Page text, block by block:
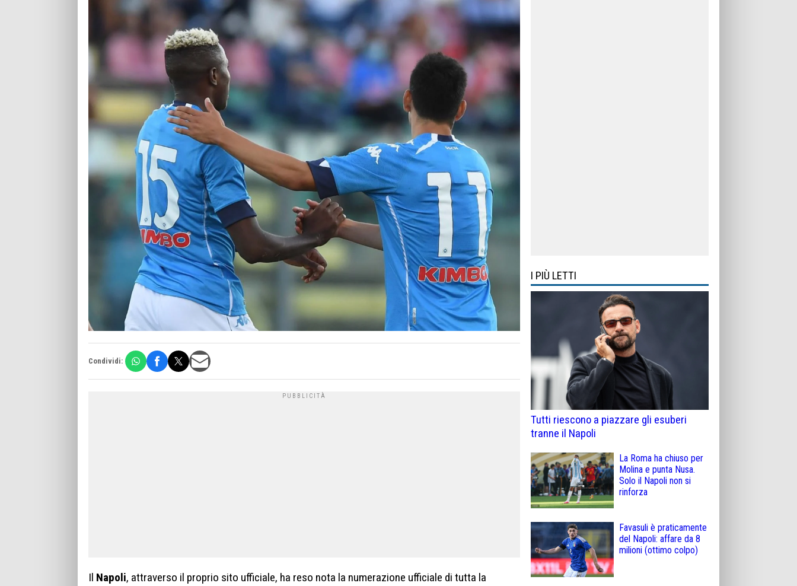
Condividi:
Il Napoli, attraverso il proprio sito ufficiale, ha reso nota la numerazione ufficiale di tutta la
I PIÙ LETTI
Tutti riescono a piazzare gli esuberi
tranne il Napoli
La Roma ha chiuso per
Molina e punta Nusa.
Solo il Napoli non si
rinforza
Favasuli è praticamente
del Napoli: affare da 8
milioni (ottimo colpo)